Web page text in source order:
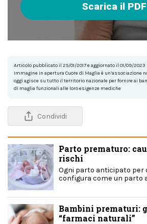
Scarica il PDF
Articolo pubblicato il 25/01/2017 e aggiornato il 01/09/2023
Immagine in apertura Cuore di Maglia è un’associazione
oggi agisce su tutto il territorio nazionale per fornire ai
di maglia funzionali alle loro esigenze mediche
Condividi
Parto prematuro:
rischi
Ogni parto anticipato per
configura come un parto
Bambini prematuri:
“farmaci naturali”